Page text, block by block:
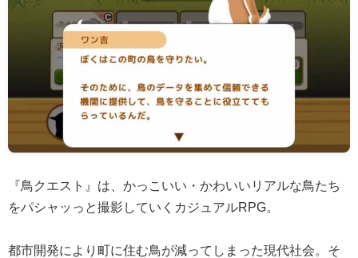
『鳥クエスト』は、かっこいい・かわいいリアルな鳥たち
をパシャッっと撮影していくカジュアルRPG。
都市開発により町に住む鳥が減ってしまった現代社会。そ